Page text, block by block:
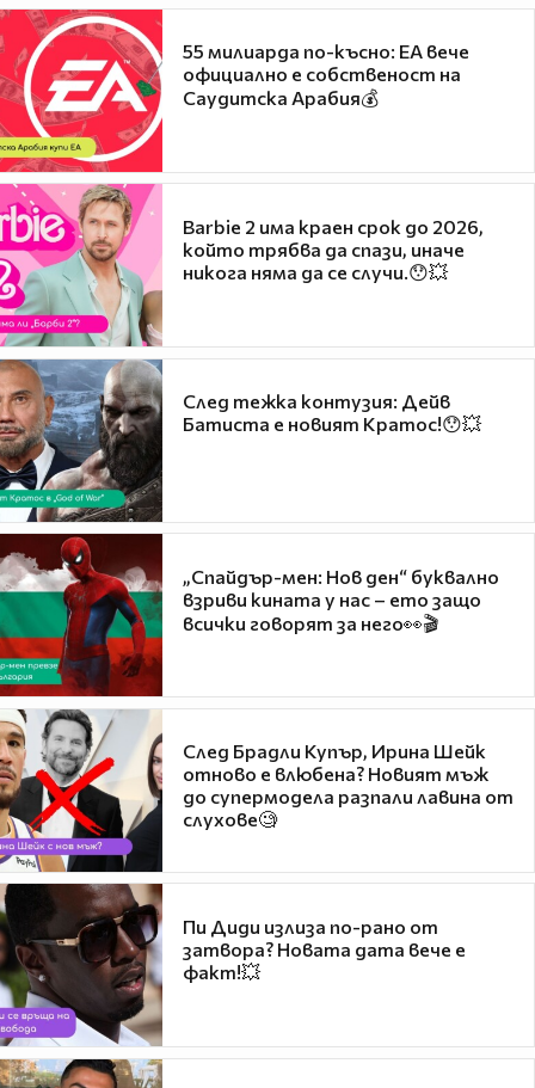
55 милиарда по-късно: EA вече
официално е собственост на
Саудитска Арабия💰
Barbie 2 има краен срок до 2026,
който трябва да спази, иначе
никога няма да се случи.😯💥
След тежка контузия: Дейв
Батиста е новият Кратос!😯💥
„Спайдър-мен: Нов ден“ буквално
взриви кината у нас – ето защо
всички говорят за него👀🎬
След Брадли Купър, Ирина Шейк
отново е влюбена? Новият мъж
до супермодела разпали лавина от
слухове🧐
Пи Диди излиза по-рано от
затвора? Новата дата вече е
факт!💥